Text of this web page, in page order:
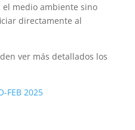
medio ambiente sino
directamente al
ver más detallados los
FEB 2025